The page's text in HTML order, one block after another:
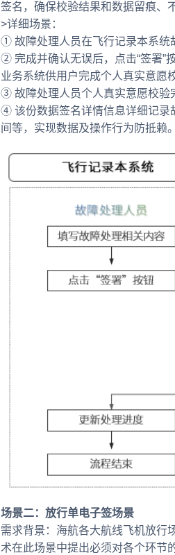
签名，确保校验结果和数据留痕、
>详细场景：
① 故障处理人员在飞行记录本系统
② 完成并确认无误后，点击“签署”
业务系统供用户完成个人真实意愿
③ 故障处理人员个人真实意愿校验
④ 该份数据签名详情信息详细记录
间等，实现数据及操作行为防抵赖。
场景二：放行单电子签场景
需求背景：海航各大航线飞机放行
术在此场景中提出必须对各个环节